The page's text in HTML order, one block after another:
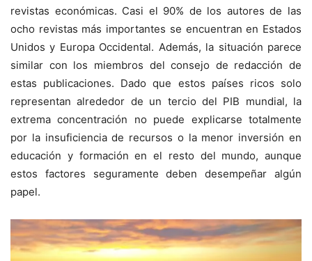
revistas económicas. Casi el 90% de los autores de las
ocho revistas más importantes se encuentran en Estados
Unidos y Europa Occidental. Además, la situación parece
similar con los miembros del consejo de redacción de
estas publicaciones. Dado que estos países ricos solo
representan alrededor de un tercio del PIB mundial, la
extrema concentración no puede explicarse totalmente
por la insuficiencia de recursos o la menor inversión en
educación y formación en el resto del mundo, aunque
estos factores seguramente deben desempeñar algún
papel.